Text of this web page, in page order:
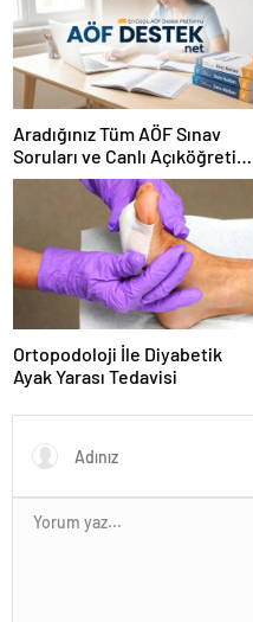
Aradığınız Tüm AÖF Sınav
Soruları ve Canlı Açıköğretim
Forumu Burada
Ortopodoloji İle Diyabetik
Ayak Yarası Tedavisi